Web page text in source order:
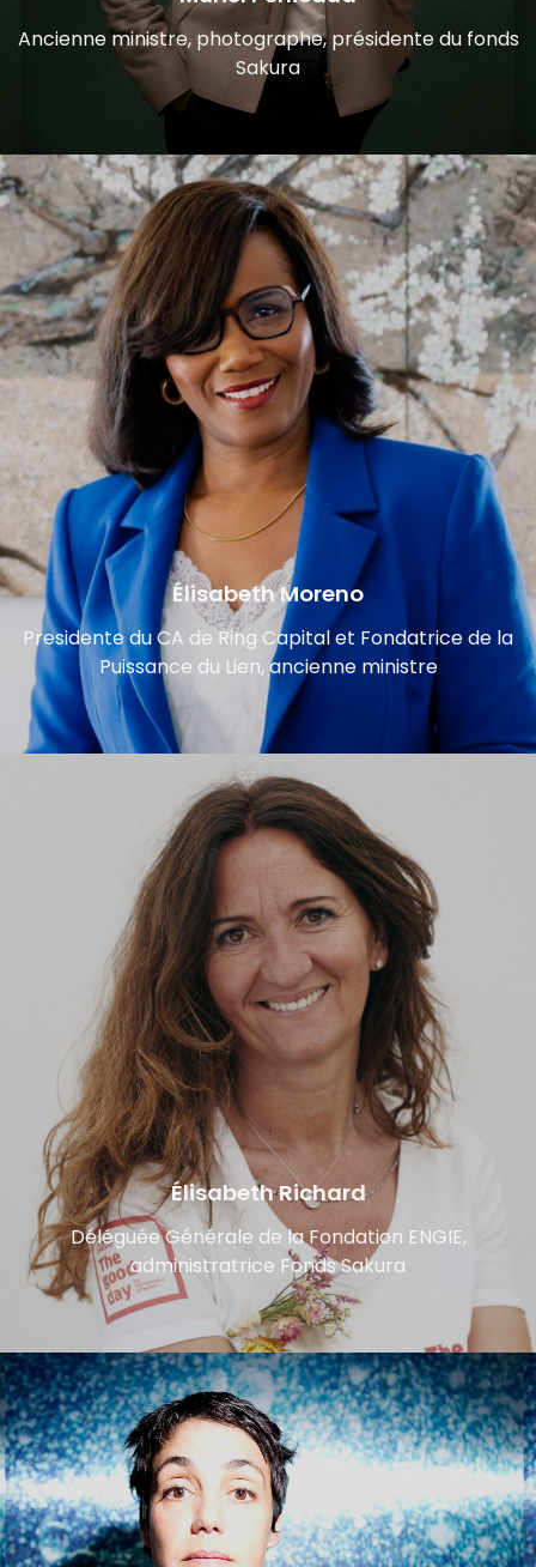
Ancienne ministre, photographe, présidente du fonds
Sakura
Élisabeth Moreno
Presidente du CA de Ring Capital et Fondatrice de la
Puissance du Lien, ancienne ministre
Élisabeth Richard
Déléguée Générale de la Fondation ENGIE,
administratrice Fonds Sakura